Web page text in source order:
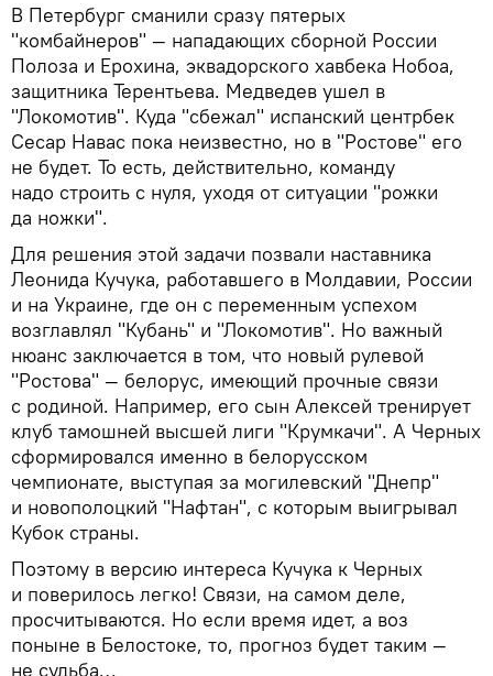
В Петербург сманили сразу пятерых
"комбайнеров" — нападающих сборной России
Полоза и Ерохина, эквадорского хавбека Нобоа,
защитника Терентьева. Медведев ушел в
"Локомотив". Куда "сбежал" испанский центрбек
Сесар Навас пока неизвестно, но в "Ростове" его
не будет. То есть, действительно, команду
надо строить с нуля, уходя от ситуации "рожки
да ножки".
Для решения этой задачи позвали наставника
Леонида Кучука, работавшего в Молдавии, России
и на Украине, где он с переменным успехом
возглавлял "Кубань" и "Локомотив". Но важный
нюанс заключается в том, что новый рулевой
"Ростова" — белорус, имеющий прочные связи
с родиной. Например, его сын Алексей тренирует
клуб тамошней высшей лиги "Крумкачи". А Черных
сформировался именно в белорусском
чемпионате, выступая за могилевский "Днепр"
и новополоцкий "Нафтан", с которым выигрывал
Кубок страны.
Поэтому в версию интереса Кучука к Черных
и поверилось легко! Связи, на самом деле,
просчитываются. Но если время идет, а воз
поныне в Белостоке, то, прогноз будет таким —
не судьба…